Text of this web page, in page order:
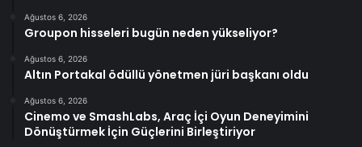
Ağustos 6, 2026
Groupon hisseleri bugün neden yükseliyor?
Ağustos 6, 2026
Altın Portakal ödüllü yönetmen jüri başkanı oldu
Ağustos 6, 2026
Cinemo ve SmashLabs, Araç İçi Oyun Deneyimini
Dönüştürmek İçin Güçlerini Birleştiriyor